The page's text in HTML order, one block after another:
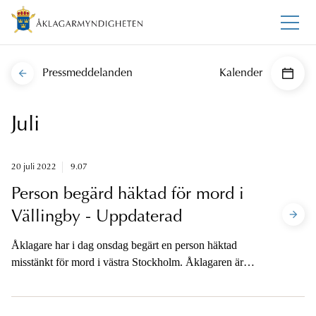
Pressmeddelanden Kalender
Juli
20 juli 2022 9.07
Person begärd häktad för mord i
Vällingby - Uppdaterad
Åklagare har i dag onsdag begärt en person häktad
misstänkt för mord i västra Stockholm. Åklagaren är